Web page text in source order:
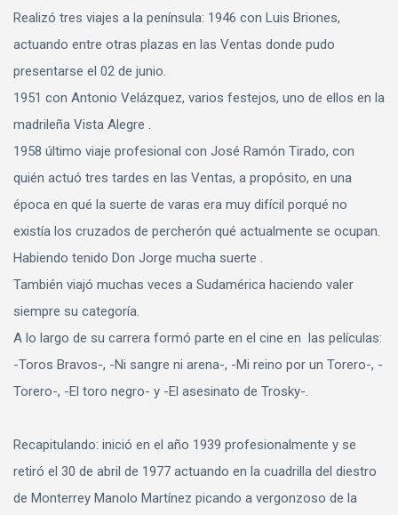
Realizó tres viajes a la península: 1946 con Luis Briones,
actuando entre otras plazas en las Ventas donde pudo
presentarse el 02 de junio.
1951 con Antonio Velázquez, varios festejos, uno de ellos en la
madrileña Vista Alegre .
1958 último viaje profesional con José Ramón Tirado, con
quién actuó tres tardes en las Ventas, a propósito, en una
época en qué la suerte de varas era muy difícil porqué no
existía los cruzados de percherón qué actualmente se ocupan.
Habiendo tenido Don Jorge mucha suerte .
También viajó muchas veces a Sudamérica haciendo valer
siempre su categoría.
A lo largo de su carrera formó parte en el cine en las películas:
-Toros Bravos-, -Ni sangre ni arena-, -Mi reino por un Torero-, -
Torero-, -El toro negro- y -El asesinato de Trosky-.
Recapitulando: inició en el año 1939 profesionalmente y se
retiró el 30 de abril de 1977 actuando en la cuadrilla del diestro
de Monterrey Manolo Martínez picando a vergonzoso de la